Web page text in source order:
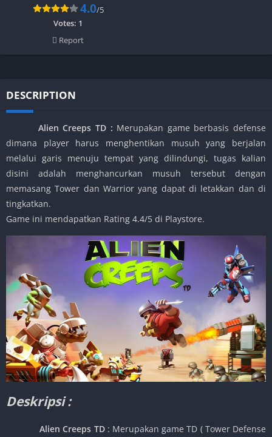
4.0/5
Votes: 1
Report
DESCRIPTION
Alien Creeps TD : Merupakan game berbasis defense
dimana player harus menghentikan musuh yang berjalan
melalui garis menuju tempat yang dilindungi, tugas kalian
disini adalah menghancurkan musuh tersebut dengan
memasang Tower dan Warrior yang dapat di letakkan dan di
tingkatkan.
Game ini mendapatkan Rating 4.4/5 di Playstore.
Deskripsi :
Alien Creeps TD : Merupakan game TD ( Tower Defense